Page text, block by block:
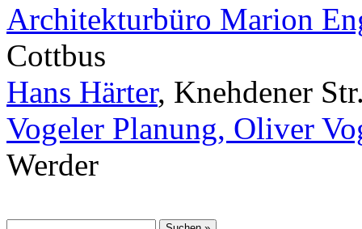
Architekturbüro Marion
Cottbus
Hans Härter, Knehdener
Vogeler Planung, Oliver
Werder